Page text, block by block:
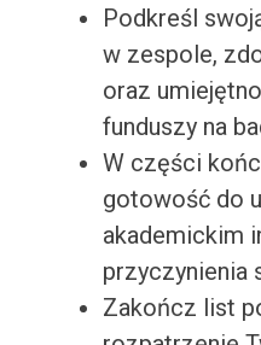
Podkreśl
w zespole,
oraz
funduszy na
W części
gotowość do
akademickim
przyczynienia
Zakończ list